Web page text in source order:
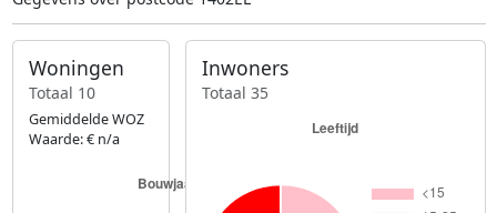
Woningen
Totaal 10
Gemiddelde WOZ
Waarde: € n/a
Inwoners
Totaal 35